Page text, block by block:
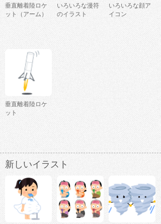
垂直離着陸ロケ
ット（アーム）
いろいろな漫符
のイラスト
いろいろな顔ア
イコン
垂直離着陸ロケ
ット
新しいイラスト